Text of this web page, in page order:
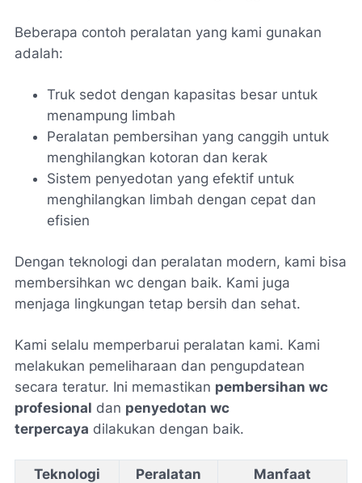
Beberapa contoh peralatan yang kami gunakan
adalah:
Truk sedot dengan kapasitas besar untuk
menampung limbah
Peralatan pembersihan yang canggih untuk
menghilangkan kotoran dan kerak
Sistem penyedotan yang efektif untuk
menghilangkan limbah dengan cepat dan
efisien
Dengan teknologi dan peralatan modern, kami bisa
membersihkan wc dengan baik. Kami juga
menjaga lingkungan tetap bersih dan sehat.
Kami selalu memperbarui peralatan kami. Kami
melakukan pemeliharaan dan pengupdatean
secara teratur. Ini memastikan pembersihan wc
profesional dan penyedotan wc
terpercaya dilakukan dengan baik.
Teknologi Peralatan
Manfaat